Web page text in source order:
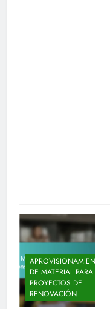
APROVISIONAMIENTO
DE MATERIAL PARA
PROYECTOS DE
RENOVACIÓN